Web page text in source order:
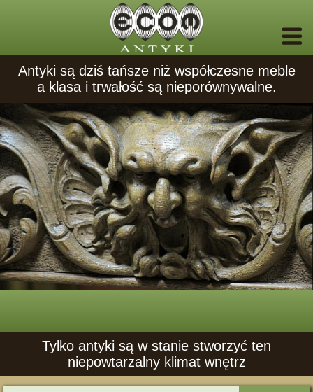
Antyki są dziś tańsze niż współczesne meble
a klasa i trwałość są nieporównywalne.
Tylko antyki są w stanie stworzyć ten
niepowtarzalny klimat wnętrz